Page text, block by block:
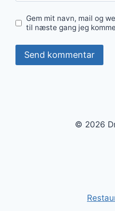
Gem mit navn, mail og
til næste gang jeg
© 2026